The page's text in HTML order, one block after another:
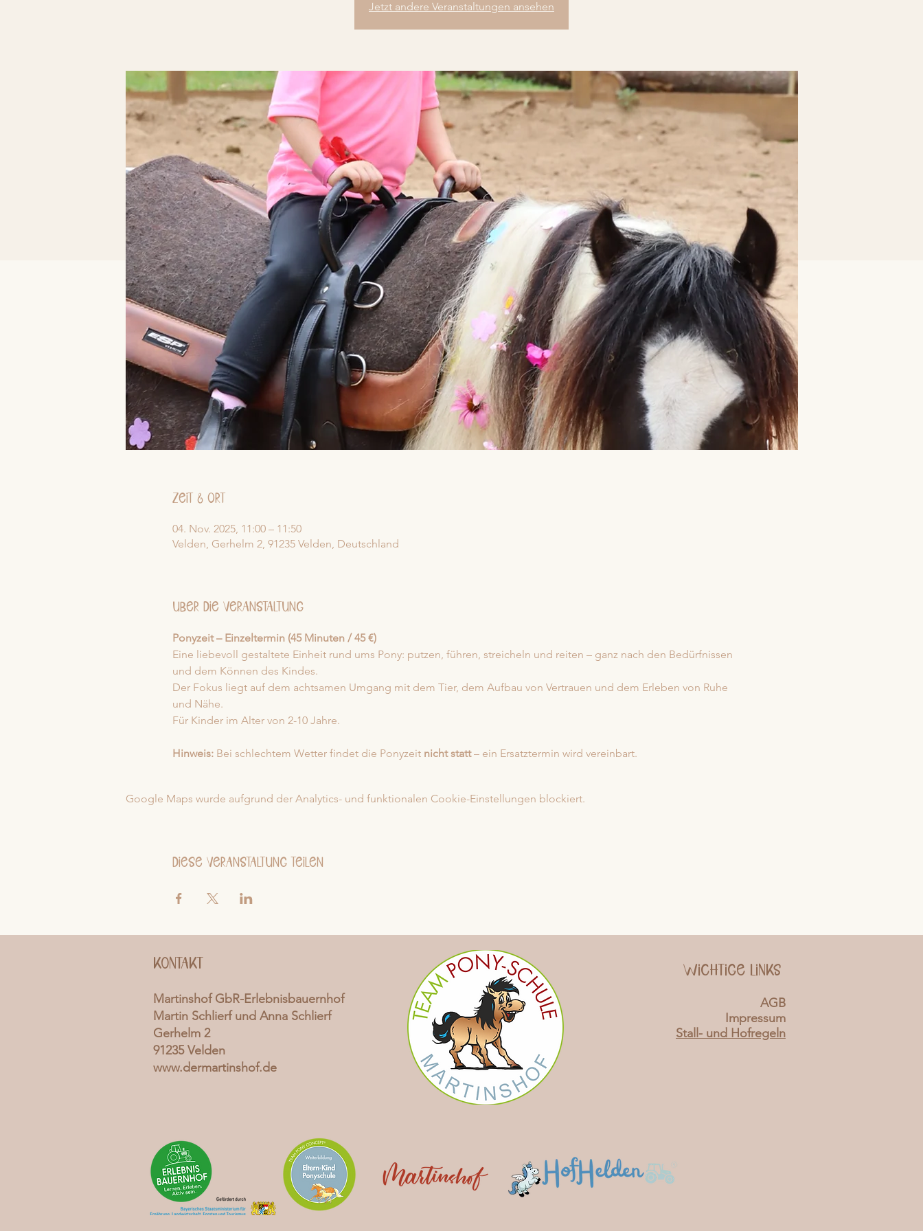
Jetzt andere Veranstaltungen ansehen
Zeit & Ort
04. Nov. 2025, 11:00 – 11:50
Velden, Gerhelm 2, 91235 Velden, Deutschland
Über die Veranstaltung
Ponyzeit – Einzeltermin (45 Minuten / 45 €)
Eine liebevoll gestaltete Einheit rund ums Pony: putzen, führen, streicheln und reiten – ganz nach den Bedürfnissen
und dem Können des Kindes.
Der Fokus liegt auf dem achtsamen Umgang mit dem Tier, dem Aufbau von Vertrauen und dem Erleben von Ruhe
und Nähe.
Für Kinder im Alter von 2-10 Jahre.
Hinweis: Bei schlechtem Wetter findet die Ponyzeit nicht statt – ein Ersatztermin wird vereinbart.
Google Maps wurde aufgrund der Analytics- und funktionalen Cookie-Einstellungen blockiert.
Diese Veranstaltung teilen
Kontakt
Martinshof GbR-Erlebnisbauernhof
Martin Schlierf und Anna Schlierf
Gerhelm 2
91235 Velden
www.dermartinshof.de
Wichtige Links
AGB
Impressum
Stall- und Hofregeln